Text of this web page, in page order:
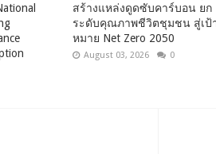
สร้างแหล่งดูดซับคาร์บอน ยก
ระดับคุณภาพชีวิตชุมชน สู่เป้
หมาย Net Zero 2050
August 03, 2026 0